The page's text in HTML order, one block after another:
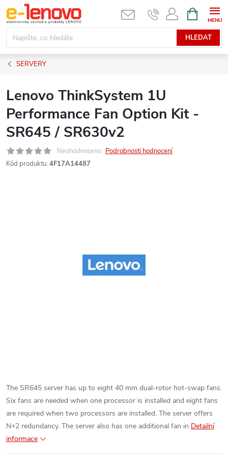
Přejít
na
obsah
HLEDAT
NÁKUPNÍ
KOŠÍK
SERVERY
Lenovo ThinkSystem 1U
Performance Fan Option Kit -
SR645 / SR630v2
Neohodnoceno Podrobnosti hodnocení
Kód produktu: 4F17A14487
The SR645 server has up to eight 40 mm dual-rotor hot-swap fans.
Six fans are needed when one processor is installed and eight fans
are required when two processors are installed. The server offers
N+2 redundancy. The server also has one additional fan in Detailní
informace